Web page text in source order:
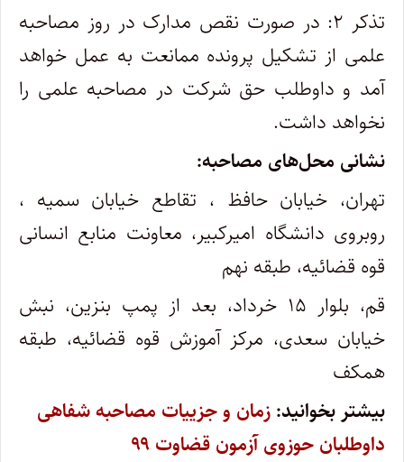
تذکر ۲: در صورت نقص مدارک در روز مصاحبه
علمی از تشکیل پرونده ممانعت به عمل خواهد
آمد و داوطلب حق شرکت در مصاحبه علمی را
نخواهد داشت.
نشانی محل‌های‌ مصاحبه:
تهران، خیابان حافظ ، تقاطع خیابان سمیه ،
روبروی دانشگاه امیرکبیر، معاونت منابع انسانی
قوه قضائیه، طبقه نهم
قم، بلوار ۱۵ خرداد، بعد از پمپ بنزین، نبش
خیابان سعدی، مرکز آموزش قوه قضائیه، طبقه
همکف
بیشتر بخوانید: زمان و جزییات مصاحبه شفاهی
داوطلبان حوزوی آزمون قضاوت ۹۹